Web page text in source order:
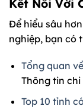
Kết Nối Với
Để hiểu sâu
nghiệp, bạn có
Tổng quan
Thông tin
Top 10 tỉnh